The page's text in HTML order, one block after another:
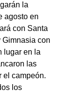
la
agosto en
con Santa
Gimnasia con
lugar en la
las
el campeón.
los